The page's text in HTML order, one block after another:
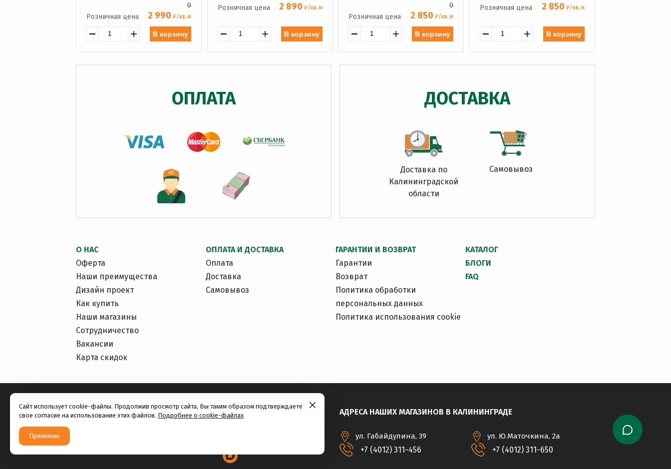
Розничная цена
0
2 990 ₽/кв.м
В корзину
Розничная цена 2 890 ₽/кв.м
В корзину
Розничная цена
0
2 850 ₽/кв.м
В корзину
Розничная цена 2 850 ₽/кв.м
В корзину
ОПЛАТА ДОСТАВКА
Доставка по
Калининградской
области
Самовывоз
О НАС
Оферта
Наши преимущества
Дизайн проект
Как купить
Наши магазины
Сотрудничество
Вакансии
Карта скидок
ОПЛАТА И ДОСТАВКА
Оплата
Доставка
Самовывоз
ГАРАНТИИ И ВОЗВРАТ
Гарантии
Возврат
Политика обработки
персональных данных
Политика использования cookie
КАТАЛОГ
БЛОГИ
FAQ
АДРЕСА НАШИХ МАГАЗИНОВ В КАЛИНИНГРАДЕ
ул. Габайдулина, 39
+7 (4012) 311-456
ул. Ю.Маточкина, 2а
+7 (4012) 311-650
Сайт использует cookie-файлы. Продолжив просмотр сайта, Вы таким образом подтверждаете
свое согласие на использование этих файлов. Подробнее о cookie-файлах
Принимаю